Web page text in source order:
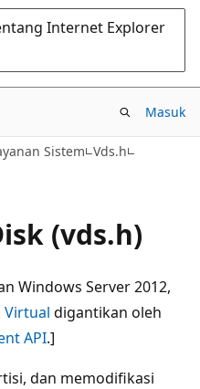
Internet Explorer
Masuk
Sistem Vds.h
(vds.h)
Windows Server 2012,
Virtual digantikan oleh
API.]
dan memodifikasi